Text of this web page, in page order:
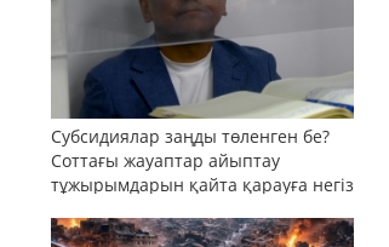
Субсидиялар заңды төленген бе?
Соттағы жауаптар айыптау
тұжырымдарын қайта қарауға негіз